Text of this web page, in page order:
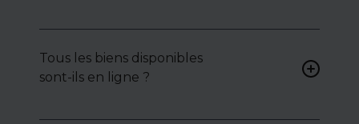
pour accéder à une liste de
biens ciblés.
Tous les biens disponibles
sont-ils en ligne ?